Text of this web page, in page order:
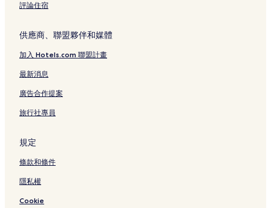
評論住宿
供應商、聯盟夥伴和媒體
加入 Hotels.com 聯盟計畫
最新消息
廣告合作提案
旅行社專員
規定
條款和條件
隱私權
Cookie